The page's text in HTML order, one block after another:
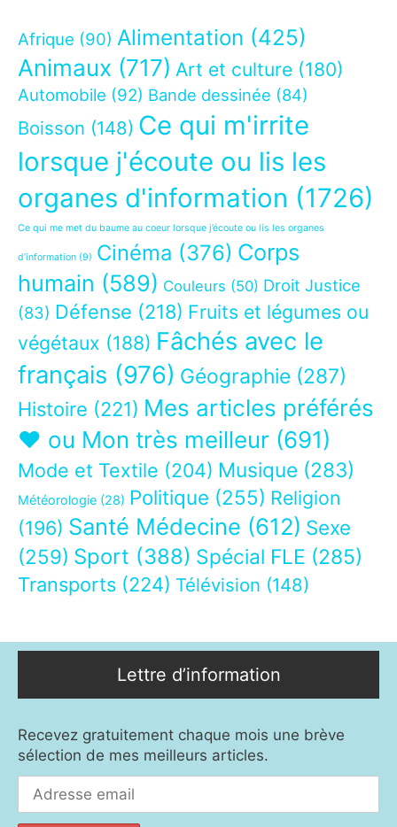
Afrique (90) Alimentation (425)
Animaux (717) Art et culture (180)
Automobile (92) Bande dessinée (84)
Boisson (148) Ce qui m'irrite
lorsque j'écoute ou lis les
organes d'information (1726)
Ce qui me met du baume au coeur lorsque j’écoute ou lis les organes
d’information (9) Cinéma (376) Corps
humain (589) Couleurs (50) Droit Justice
(83) Défense (218) Fruits et légumes ou
végétaux (188) Fâchés avec le
français (976) Géographie (287)
Histoire (221) Mes articles préférés
❤ ou Mon très meilleur (691)
Mode et Textile (204) Musique (283)
Météorologie (28) Politique (255) Religion
(196) Santé Médecine (612) Sexe
(259) Sport (388) Spécial FLE (285)
Transports (224) Télévision (148)
Lettre d’information
Recevez gratuitement chaque mois une brève
sélection de mes meilleurs articles.